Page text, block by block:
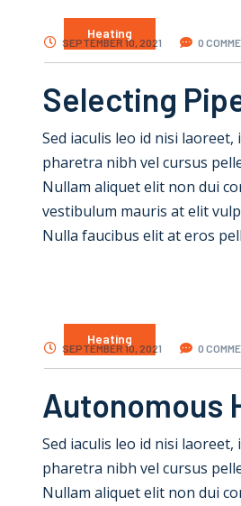
Heating
SEPTEMBER 10, 2021 0
Selecting
Sed iaculis leo id nisi
pharetra nibh vel cursus
Nullam aliquet elit non dui
vestibulum mauris at elit
Nulla faucibus elit at eros
Heating
SEPTEMBER 10, 2021 0
Autonomous
Sed iaculis leo id nisi
pharetra nibh vel cursus
Nullam aliquet elit non dui